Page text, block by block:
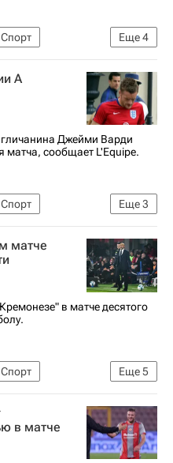
Еще4
Спорт
Болонья
А
Джейми Варди
матча, сообщает L'Equipe.
Еще3
Спорт
Серия А 2026-2027 (Чемпионат Италии по футболу)
матче
в матче десятого
Еще5
Спорт
Ювентус
Серия А 2026-2027 (Чемпионат Италии по футболу)
в матче